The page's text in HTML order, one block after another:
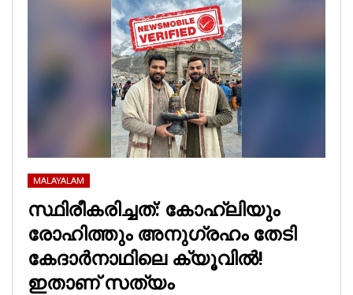
MALAYALAM
സ്ഥിരീകരിച്ചത്: കോഹ്‌ലിയും
രോഹിത്തും അനുഗ്രഹം തേടി
കേദാര്‍നാഥിലെ ക്യൂവില്‍!
ഇതാണ് സത്യം